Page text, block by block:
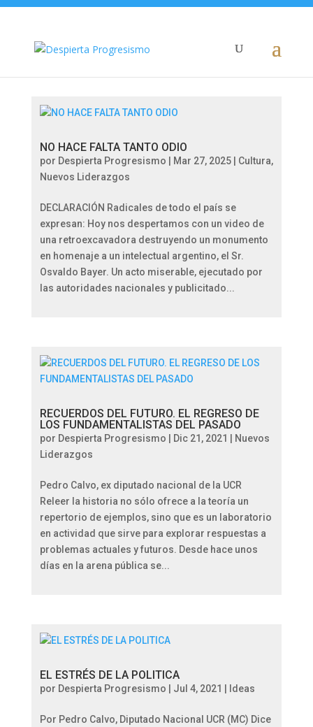
NO HACE FALTA TANTO ODIO
por Despierta Progresismo Mar 27, 2025| Cultura,
Nuevos Liderazgos
DECLARACIÓN Radicales de todo el país se
expresan: Hoy nos despertamos con un video de
una retroexcavadora destruyendo un monumento
en homenaje a un intelectual argentino, el Sr.
Osvaldo Bayer. Un acto miserable, ejecutado por
las autoridades nacionales y publicitado...
RECUERDOS DEL FUTURO. EL REGRESO DE
LOS FUNDAMENTALISTAS DEL PASADO
por Despierta Progresismo Dic 21, 2021
Nuevos
Liderazgos
Pedro Calvo, ex diputado nacional de la UCR
Releer la historia no sólo ofrece a la teoría un
repertorio de ejemplos, sino que es un laboratorio
en actividad que sirve para explorar respuestas a
problemas actuales y futuros. Desde hace unos
días en la arena pública se...
EL ESTRÉS DE LA POLITICA
por Despierta Progresismo Jul 4, 2021 Ideas
Por Pedro Calvo, Diputado Nacional UCR (MC) Dice